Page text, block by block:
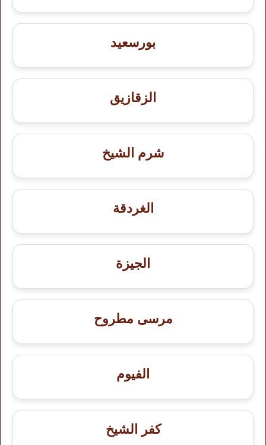
بورسعيد
الزقازيق
شرم الشيخ
الغردقة
الجيزة
مرسى مطروح
الفيوم
كفر الشيخ